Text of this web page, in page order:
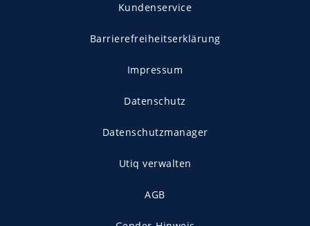
Kundenservice
Barrierefreiheitserklärung
Impressum
Datenschutz
Datenschutzmanager
Utiq verwalten
AGB